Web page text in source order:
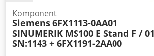
Komponent
Siemens6FX1113-0AA01
SINUMERIK MS100 E Stand F / 01
SN:1143 + 6FX1191-2AA00